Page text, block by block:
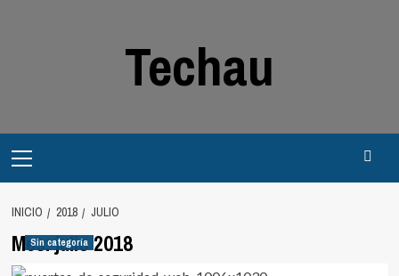
Techau
principal
INICIO 2018 JULIO
Mes:julio 2018
Sin categoría